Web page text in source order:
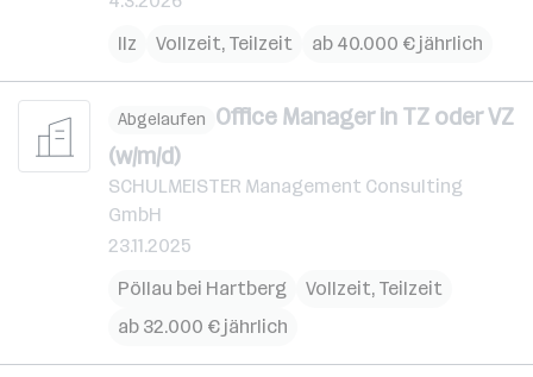
Ilz
Vollzeit, Teilzeit ab 40.000 € jährlich
Abgelaufen Office Manager in TZ oder VZ
(w/m/d)
SCHULMEISTER Management Consulting
GmbH
23.11.2025
Pöllau bei Hartberg
Vollzeit, Teilzeit
ab 32.000 € jährlich